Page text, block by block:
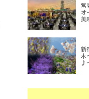
常
オ
美
新
木
♪